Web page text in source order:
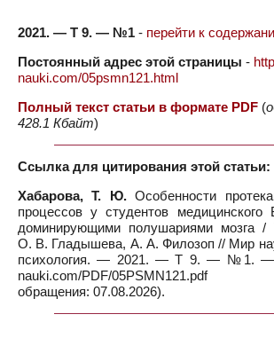
2021. — Т 9. — №1 - перейти к
Постоянный адрес этой страницы -
nauki.com/05psmn121.html
Полный текст статьи в формате PDF (
428.1 Кбайт)
Ссылка для цитирования этой статьи:
Хабарова, Т. Ю.Особенности
процессов у студентов
доминирующими полушариями мозга
О. В. Гладышева, А. А. Филозоп // Мир
психология. — 2021. — Т 9. — №1. —
nauki.com/PDF/
обращения: 07.08.2026).